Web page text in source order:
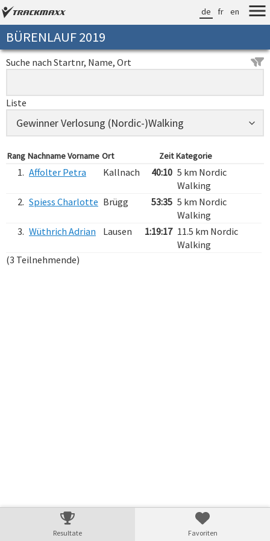
de fr en
BÜRENLAUF 2019
Suche nach Startnr, Name, Ort
Liste
Rang Nachname Vorname Ort Zeit Kategorie
1. Affolter Petra Kallnach 40:10 5 km Nordic
Walking
2. Spiess Charlotte Brügg 53:35 5 km Nordic
Walking
3. Wüthrich Adrian Lausen 1:19:17 11.5 km Nordic
Walking
(3 Teilnehmende)
Resultate Favoriten